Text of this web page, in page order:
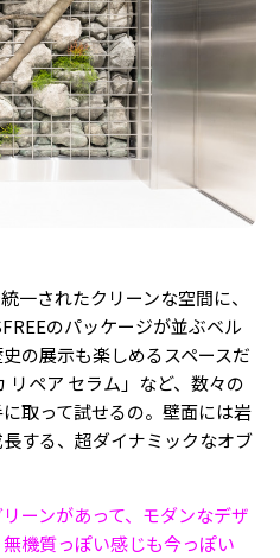
一されたクリーンな空間に、
のパッケージが並ぶベル
の展示も楽しめるスペースだ
リペア セラム」など、数々の
取って試せるの。壁面には岩
する、超ダイナミックなオブ
ーンがあって、モダンなデザ
機質っぽい感じも今っぽい